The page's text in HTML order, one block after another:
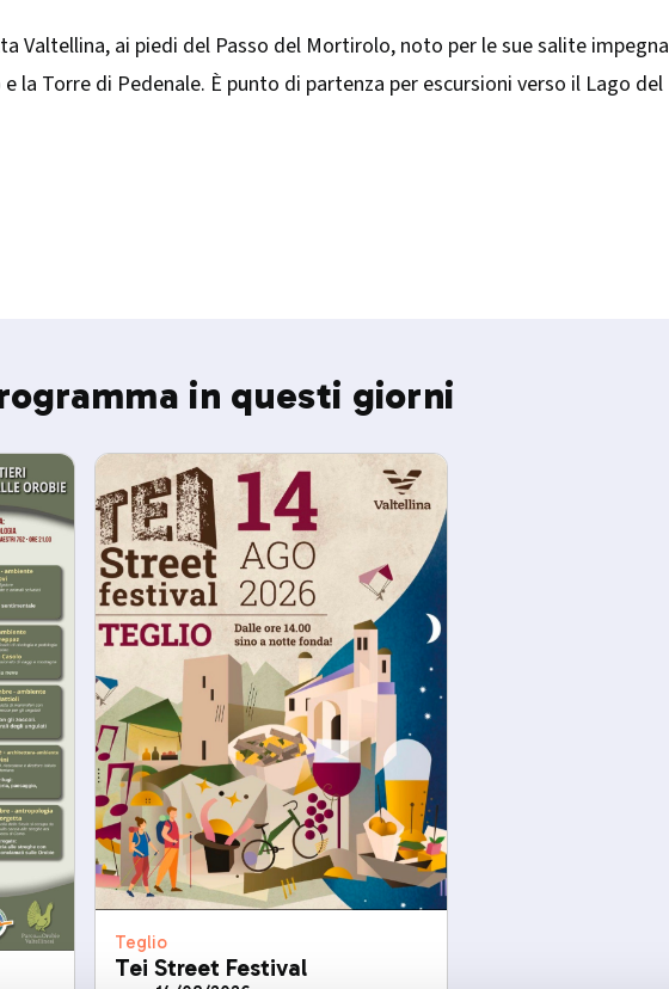
Valtellina, ai piedi del Passo del Mortirolo, noto per le sue salite
la Torre di Pedenale. È punto di partenza per escursioni verso il Lago
in questi giorni
Teglio
Tei Street Festival